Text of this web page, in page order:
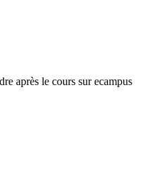
après le cours sur ecampus